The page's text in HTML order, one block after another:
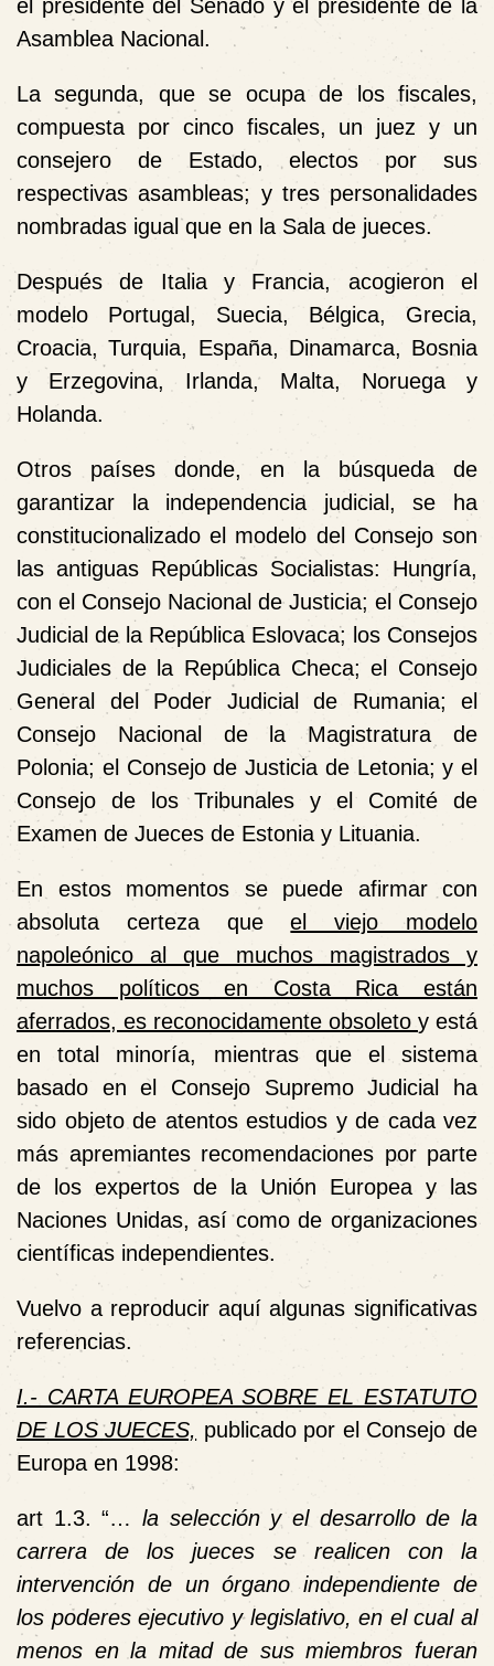
el presidente del Senado y el presidente de la
Asamblea Nacional.
La segunda, que se ocupa de los fiscales,
compuesta por cinco fiscales, un juez y un
consejero de Estado, electos por sus
respectivas asambleas; y tres personalidades
nombradas igual que en la Sala de jueces.
Después de Italia y Francia, acogieron el
modelo Portugal, Suecia, Bélgica, Grecia,
Croacia, Turquia, España, Dinamarca, Bosnia
y Erzegovina, Irlanda, Malta, Noruega y
Holanda.
Otros países donde, en la búsqueda de
garantizar la independencia judicial, se ha
constitucionalizado el modelo del Consejo son
las antiguas Repúblicas Socialistas: Hungría,
con el Consejo Nacional de Justicia; el Consejo
Judicial de la República Eslovaca; los Consejos
Judiciales de la República Checa; el Consejo
General del Poder Judicial de Rumania; el
Consejo Nacional de la Magistratura de
Polonia; el Consejo de Justicia de Letonia; y el
Consejo de los Tribunales y el Comité de
Examen de Jueces de Estonia y Lituania.
En estos momentos se puede afirmar con
absoluta certeza queel viejo modelo
napoleónico al que muchos magistrados y
muchos políticos en Costa Rica están
aferrados, es reconocidamente obsoleto y está
en total minoría, mientras que el sistema
basado en el Consejo Supremo Judicial ha
sido objeto de atentos estudios y de cada vez
más apremiantes recomendaciones por parte
de los expertos de la Unión Europea y las
Naciones Unidas, así como de organizaciones
científicas independientes.
Vuelvo a reproducir aquí algunas significativas
referencias.
I.- CARTA EUROPEA SOBRE EL ESTATUTO
DE LOS JUECES, publicado por el Consejo de
Europa en 1998:
art 1.3. “… la selección y el desarrollo de la
carrera de los jueces se realicen con la
intervención de un órgano independiente de
los poderes ejecutivo y legislativo, en el cual al
menos en la mitad de sus miembros fueran